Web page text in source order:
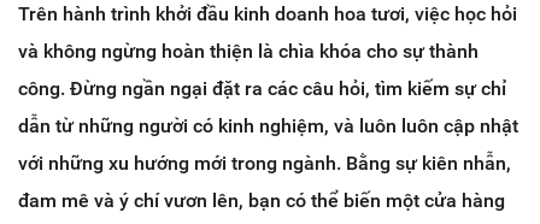
Trên hành trình khởi đầu kinh doanh hoa tươi, việc học hỏi
và không ngừng hoàn thiện là chìa khóa cho sự thành
công. Đừng ngần ngại đặt ra các câu hỏi, tìm kiếm sự chỉ
dẫn từ những người có kinh nghiệm, và luôn luôn cập nhật
với những xu hướng mới trong ngành. Bằng sự kiên nhẫn,
đam mê và ý chí vươn lên, bạn có thể biến một cửa hàng